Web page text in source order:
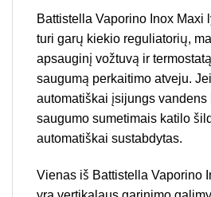
Battistella Vaporino Inox Maxi
turi garų kiekio reguliatorių,
apsauginį vožtuvą ir
saugumą perkaitimo atveju.
automatiškai įsijungs
saugumo sumetimais katilo
automatiškai sustabdytas.
Vienas iš Battistella Vaporino